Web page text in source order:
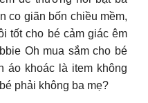
co giãn bốn chiều mềm,
tốt cho bé cảm giác êm
Oh mua sắm cho bé
áo khoác là item không
phải không ba mẹ?